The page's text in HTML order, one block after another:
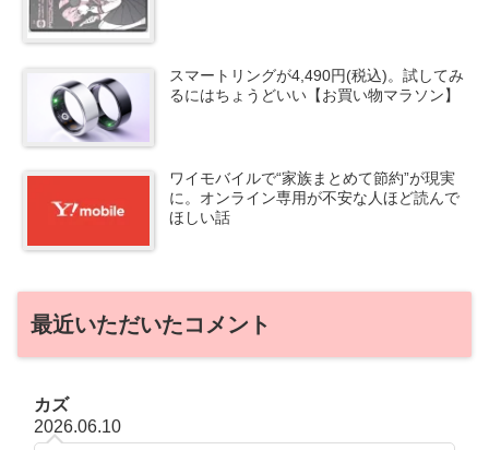
スマートリングが4,490円(税込)。試してみ
るにはちょうどいい【お買い物マラソン】
ワイモバイルで“家族まとめて節約”が現実
に。オンライン専用が不安な人ほど読んで
ほしい話
最近いただいたコメント
カズ
2026.06.10